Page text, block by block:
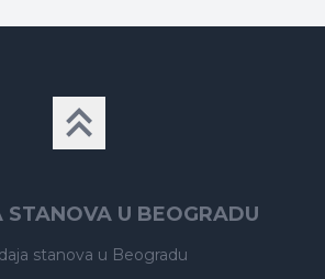
STANOVA U BEOGRADU
stanova u Beogradu